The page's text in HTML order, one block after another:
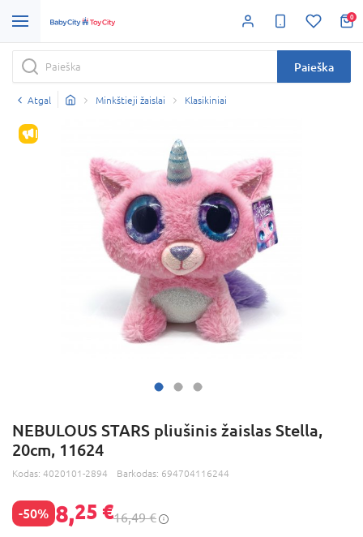
0
Paieška
Atgal Minkštieji žaislai Klasikiniai
IŠPARDAVIMAS
NEBULOUS STARS pliušinis žaislas Stella,
20cm, 11624
Kodas: 4020101-2894 Barkodas: 694704116244
-50% 8,25 €16,49 €